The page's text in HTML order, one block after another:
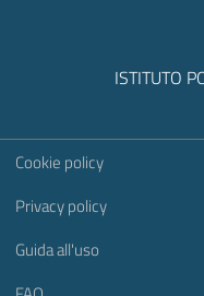
ISTITUTO
Sezione Link
Cookie policy
Privacy policy
Guida all'uso